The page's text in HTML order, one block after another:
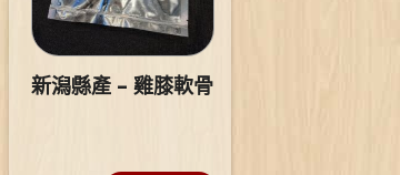
新潟縣產 – 雞膝軟骨